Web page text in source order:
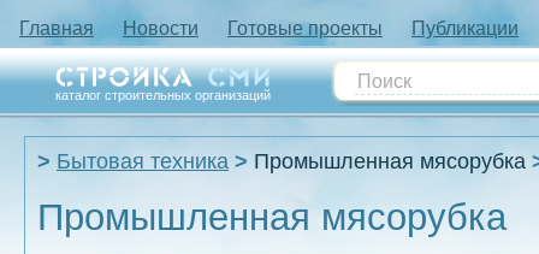
Главная Новости Готовые проекты Публикации
каталог строительных организаций
Бытовая техника Промышленная мясорубка
Промышленная мясорубка